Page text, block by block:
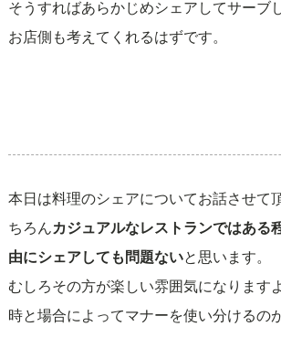
そうすればあらかじめシェアしてサーブ
お店側も考えてくれるはずです。
本日は料理のシェアについてお話させて
ちろんカジュアルなレストランではある
由にシェアしても問題ないと思います。
むしろその方が楽しい雰囲気になります
時と場合によってマナーを使い分けるの